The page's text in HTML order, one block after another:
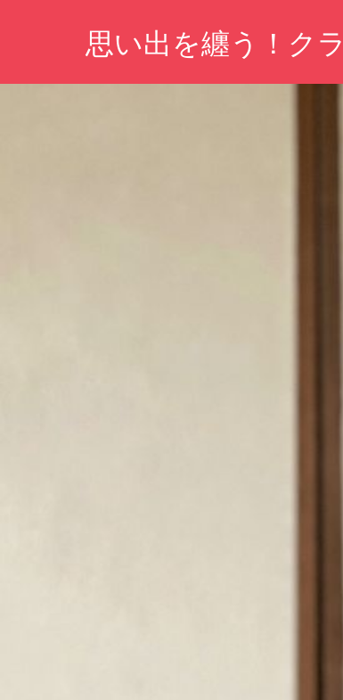
ン
思い出を纏う！ク